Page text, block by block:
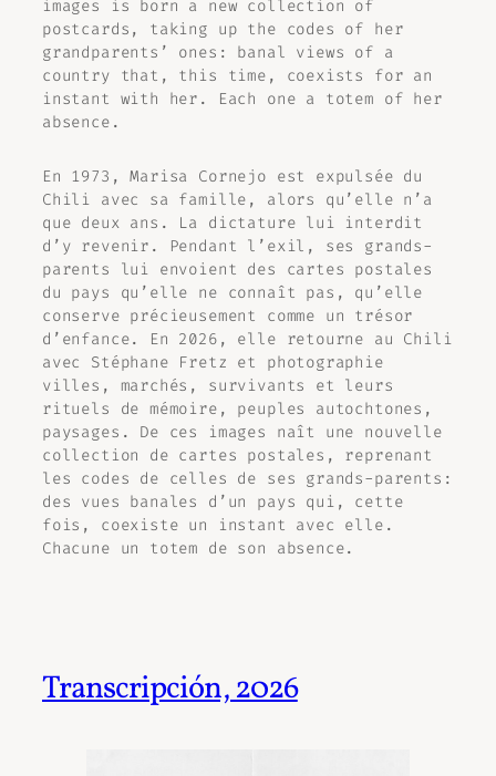
images is born a new collection of
postcards, taking up the codes of her
grandparents’ ones: banal views of a
country that, this time, coexists for an
instant with her. Each one a totem of her
absence .
En 1973, Marisa Cornejo est expulsée du
Chili avec sa famille, alors qu’elle n’a
que deux ans. La dictature lui interdit
d’y revenir. Pendant l’exil, ses grands-
parents lui envoient des cartes postales
du pays qu’elle ne connaît pas, qu’elle
conserve précieusement comme un trésor
d’enfance. En 2026, elle retourne au Chili
avec Stéphane Fretz et photographie
villes, marchés, survivants et leurs
rituels de mémoire, peuples autochtones,
paysages. De ces images naît une nouvelle
collection de cartes postales, reprenant
les codes de celles de ses grands-parents:
des vues banales d’un pays qui, cette
fois, coexiste un instant avec elle.
Chacune un totem de son absence.
Transcripción, 2026